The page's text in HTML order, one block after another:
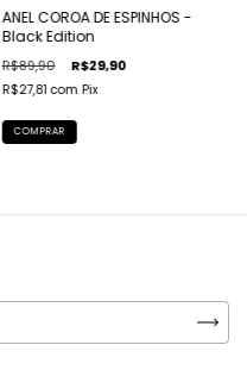
ANEL COROA DE ESPINHOS -
Black Edition
R$89,90 R$29,90
R$27,81com Pix
COMPRAR